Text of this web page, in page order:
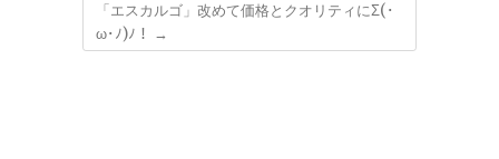
「エスカルゴ」改めて価格とクオリティにΣ(･
ω･ﾉ)ﾉ！ →